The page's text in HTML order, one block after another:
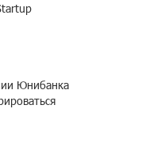
Юнибанка